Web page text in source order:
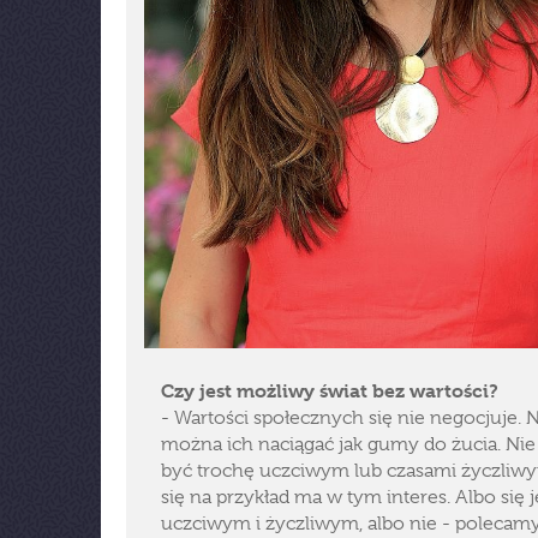
Czy jest możliwy świat bez wartości?
- Wartości społecznych się nie negocjuje.
można ich naciągać jak gumy do żucia.
być trochę uczciwym lub czasami
się na przykład ma w tym interes. Albo się
uczciwym i życzliwym, albo nie -